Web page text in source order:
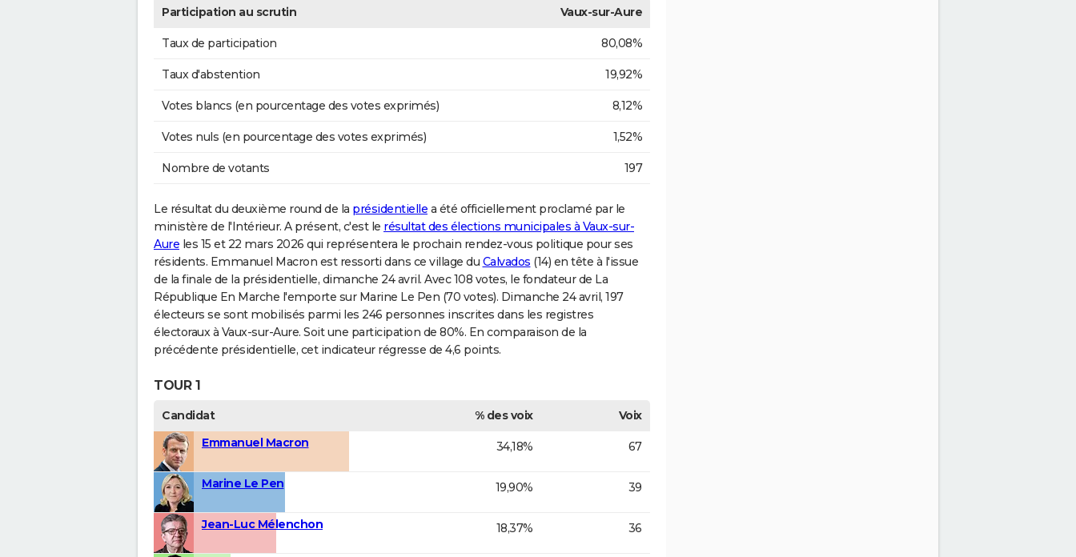
Participation au scrutin Vaux-sur-Aure
Taux de participation 80,08%
Taux d'abstention 19,92%
Votes blancs (en pourcentage des votes exprimés) 8,12%
Votes nuls (en pourcentage des votes exprimés) 1,52%
Nombre de votants 197
Le résultat du deuxième round de la présidentielle a été officiellement proclamé par le
ministère de l'Intérieur. A présent, c'est le résultat des élections municipales à Vaux-sur-
Aure les 15 et 22 mars 2026 qui représentera le prochain rendez-vous politique pour ses
résidents. Emmanuel Macron est ressorti dans ce village du Calvados (14) en tête à l'issue
de la finale de la présidentielle, dimanche 24 avril. Avec 108 votes, le fondateur de La
République En Marche l'emporte sur Marine Le Pen (70 votes). Dimanche 24 avril, 197
électeurs se sont mobilisés parmi les 246 personnes inscrites dans les registres
électoraux à Vaux-sur-Aure. Soit une participation de 80%. En comparaison de la
précédente présidentielle, cet indicateur régresse de 4,6 points.
TOUR 1
Candidat % des voix
Voix
Emmanuel Macron
34,18% 67
Marine Le Pen 19,90% 39
Jean-Luc Mélenchon 18,37% 36